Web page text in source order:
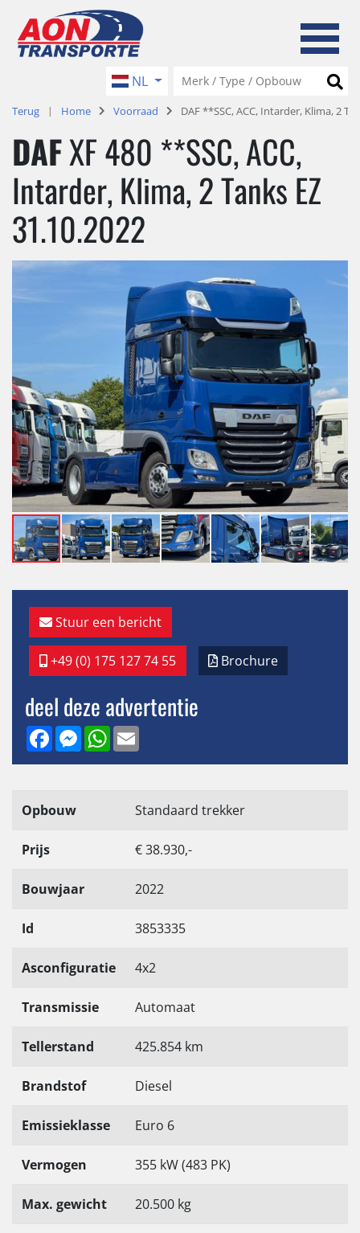
NL
Terug Home Voorraad DAF **SSC, ACC, Intarder, Klima, 2
DAFXF 480 **SSC, ACC,
Intarder, Klima, 2 Tanks EZ
31.10.2022
Stuur een bericht
+49 (0) 175 127 74 55 Brochure
deel deze advertentie
FacebookMessengerWhatsApp
Opbouw Standaard trekker
Prijs € 38.930,-
Bouwjaar 2022
Id 3853335
Asconfiguratie 4x2
Transmissie Automaat
Tellerstand 425.854 km
Brandstof Diesel
Emissieklasse Euro 6
Vermogen 355 kW (483 PK)
Max. gewicht 20.500 kg